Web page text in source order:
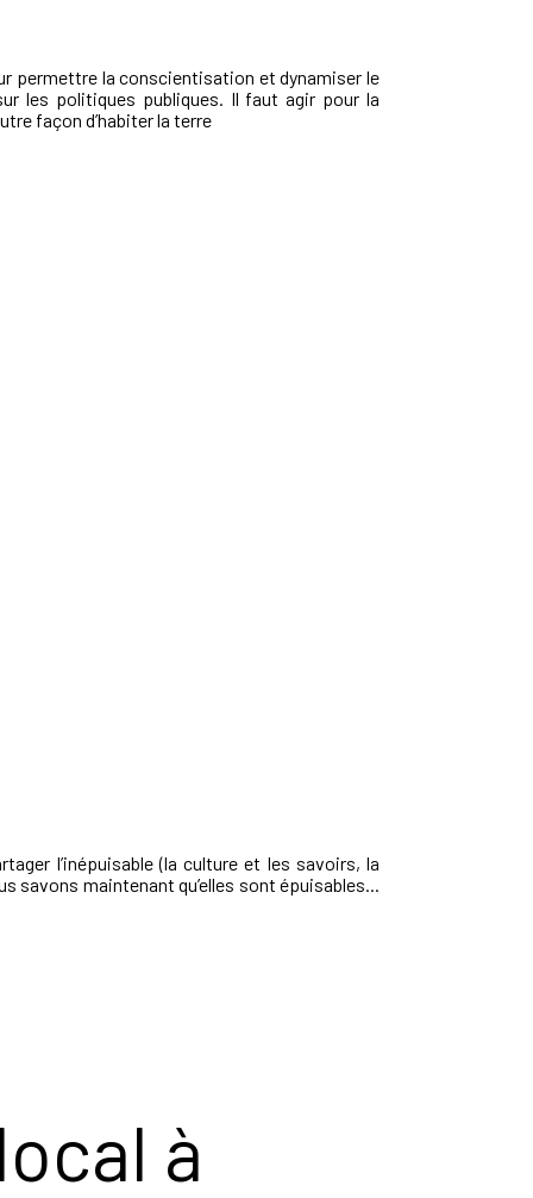
permettre la conscientisation et dynamiser le
les politiques publiques. Il faut agir pour la
façon d’habiter la terre
l’inépuisable (la culture et les savoirs, la
maintenant qu’elles sont épuisables...
à